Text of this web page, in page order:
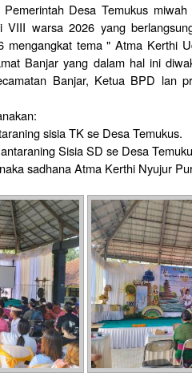
Desa Temukus
VIII warsa 2026 yang
mengangkat tema " Atma Kerthi
Banjar yang dalam hal ini
Banjar, Ketua BPD lan
sisia TK se Desa Temukus.
Sisia SD se Desa
sadhana Atma Kerthi Nyujur